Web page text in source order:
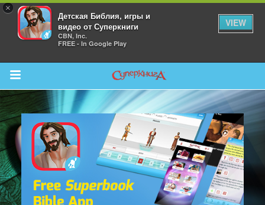
×
Детская Библия, игры и
видео от Суперкниги
CBN, Inc.
FREE - In Google Play
VIEW
Return to Content